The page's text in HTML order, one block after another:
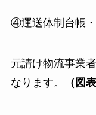
④運送体制台帳
元請け物流事業
なります。
（図